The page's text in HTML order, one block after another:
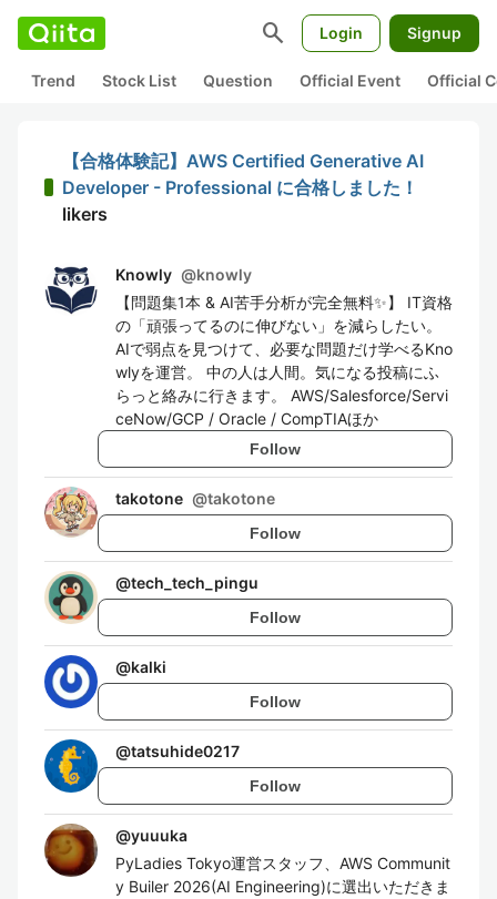
search Login Signup
Trend Stock List Question Official Event Official
【合格体験記】AWS Certified Generative AI
Developer - Professional に合格しました！
likers
Knowly @knowly
【問題集1本 & AI苦手分析が完全無料✨】 IT資格
の「頑張ってるのに伸びない」を減らしたい。
AIで弱点を見つけて、必要な問題だけ学べるKno
wlyを運営。 中の人は人間。気になる投稿にふ
らっと絡みに行きます。 AWS/Salesforce/Servi
ceNow/GCP / Oracle / CompTIAほか
Follow
takotone @takotone
Follow
@tech_tech_pingu
Follow
@kalki
Follow
@tatsuhide0217
Follow
@yuuuka
PyLadies Tokyo運営スタッフ、AWS Communit
y Builer 2026(AI Engineering)に選出いただきま